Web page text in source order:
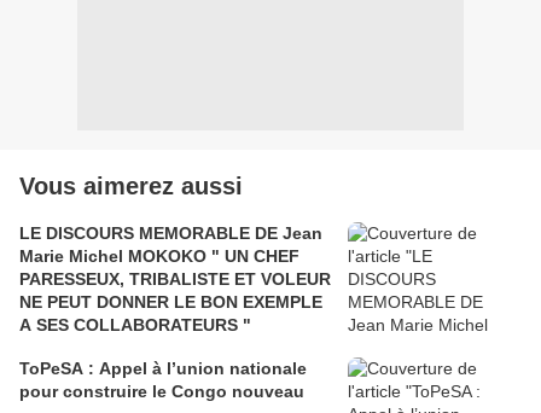
Vous aimerez aussi
LE DISCOURS MEMORABLE DE Jean
Marie Michel MOKOKO " UN CHEF
PARESSEUX, TRIBALISTE ET VOLEUR
NE PEUT DONNER LE BON EXEMPLE
A SES COLLABORATEURS "
ToPeSA : Appel à l’union nationale
pour construire le Congo nouveau